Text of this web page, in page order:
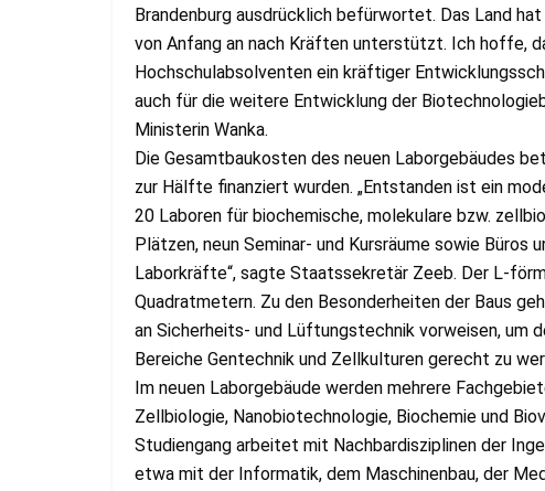
Brandenburg ausdrücklich befürwortet. Das Land
von Anfang an nach Kräften unterstützt. Ich hoffe,
Hochschulabsolventen ein kräftiger
auch für die weitere Entwicklung der
Ministerin Wanka.
Die Gesamtbaukosten des neuen Laborgebäudes
zur Hälfte finanziert wurden. „Entstanden ist ein
20 Laboren für biochemische, molekulare bzw.
Plätzen, neun Seminar- und Kursräume sowie
Laborkräfte“, sagte Staatssekretär Zeeb. Der L-
Quadratmetern. Zu den Besonderheiten der Baus
an Sicherheits- und Lüftungstechnik vorweisen, um
Bereiche Gentechnik und Zellkulturen gerecht zu
Im neuen Laborgebäude werden mehrere
Zellbiologie, Nanobiotechnologie, Biochemie und
Studiengang arbeitet mit Nachbardisziplinen der
etwa mit der Informatik, dem Maschinenbau, der